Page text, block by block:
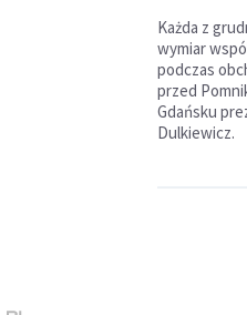
Każda z
wymiar
podczas
przed
Gdańsku
Dulkiewicz.